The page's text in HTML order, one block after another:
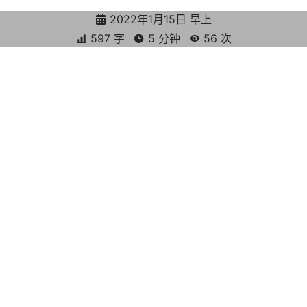
2022年1月15日 早上
597 字
5 分钟 56 次